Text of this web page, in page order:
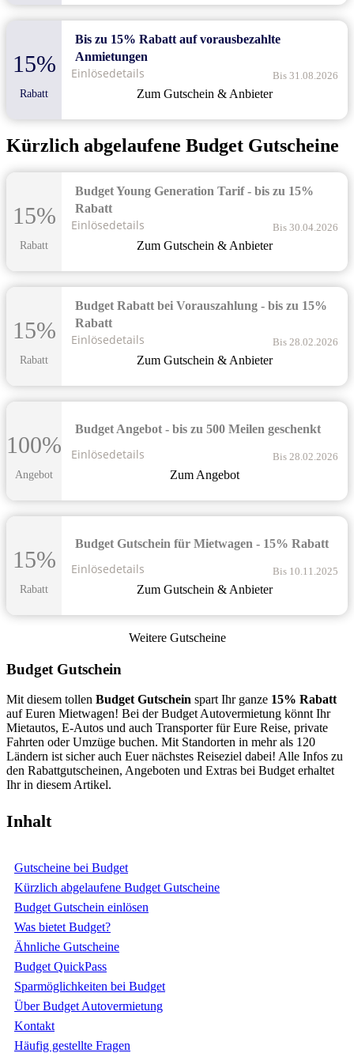
15%
Rabatt
Bis zu 15% Rabatt auf vorausbezahlte
Anmietungen
Zum Gutschein & Anbieter
Bis 31.08.2026
Einlösedetails
Kürzlich abgelaufene Budget Gutscheine
15%
Rabatt
Budget Young Generation Tarif - bis zu 15%
Rabatt
Zum Gutschein & Anbieter
Bis 30.04.2026
Einlösedetails
15%
Rabatt
Budget Rabatt bei Vorauszahlung - bis zu 15%
Rabatt
Zum Gutschein & Anbieter
Bis 28.02.2026
Einlösedetails
100%
Angebot
Budget Angebot - bis zu 500 Meilen geschenkt
Zum Angebot
Bis 28.02.2026
Einlösedetails
15%
Rabatt
Budget Gutschein für Mietwagen - 15% Rabatt
Zum Gutschein & Anbieter
Bis 10.11.2025
Einlösedetails
Weitere Gutscheine
Budget Gutschein
Mit diesem tollen Budget Gutschein spart Ihr ganze 15% Rabatt
auf Euren Mietwagen! Bei der Budget Autovermietung könnt Ihr
Mietautos, E-Autos und auch Transporter für Eure Reise, private
Fahrten oder Umzüge buchen. Mit Standorten in mehr als 120
Ländern ist sicher auch Euer nächstes Reiseziel dabei! Alle Infos zu
den Rabattgutscheinen, Angeboten und Extras bei Budget erhaltet
Ihr in diesem Artikel.
Inhalt
Gutscheine bei Budget
Kürzlich abgelaufene Budget Gutscheine
Budget Gutschein einlösen
Was bietet Budget?
Ähnliche Gutscheine
Budget QuickPass
Sparmöglichkeiten bei Budget
Über Budget Autovermietung
Kontakt
Häufig gestellte Fragen